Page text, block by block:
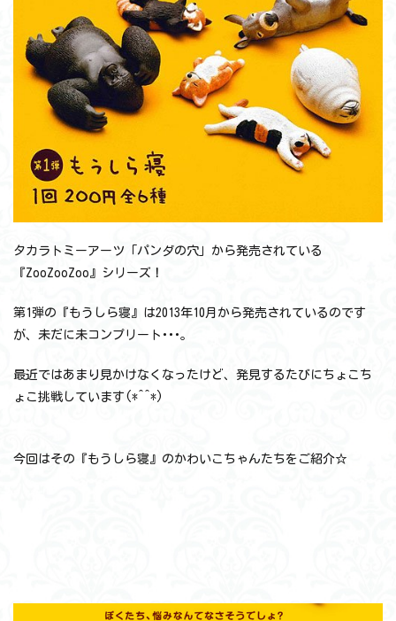
タカラトミーアーツ「パンダの穴」から発売されている
『ZooZooZoo』シリーズ！
第1弾の『もうしら寝』は2013年10月から発売されているのです
が、未だに未コンプリート･･･。
最近ではあまり見かけなくなったけど、発見するたびにちょこち
ょこ挑戦しています(*^^*)
今回はその『もうしら寝』のかわいこちゃんたちをご紹介☆